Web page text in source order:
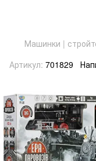
Машинки |
Артикул: 701829